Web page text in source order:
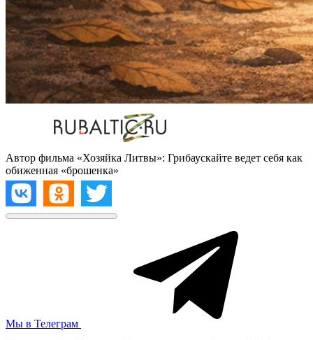
Автор фильма «Хозяйка Литвы»: Грибаускайте ведет себя как
обиженная «брошенка»
Мы в Телеграм